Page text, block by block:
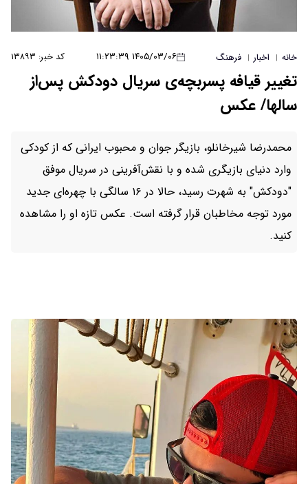
خانه | اخبار | فرهنگ ۱۴۰۵/۰۳/۰۶ ۱۱:۲۳:۳۹ کد خبر: ۱۳۸۹۳
تغییر قیافه پسربچه‌ی سریال دودکش پس‌از
سالها/ عکس
محمدرضا شیرخانلو، بازیگر جوان و محبوب ایرانی که از کودکی
وارد دنیای بازیگری شده و با نقش‌آفرینی در سریال موفق
"دودکش" به شهرت رسید، حالا در ۱۶ سالگی با چهره‌ای جدید
مورد توجه مخاطبان قرار گرفته است. عکس تازه او را مشاهده
کنید.